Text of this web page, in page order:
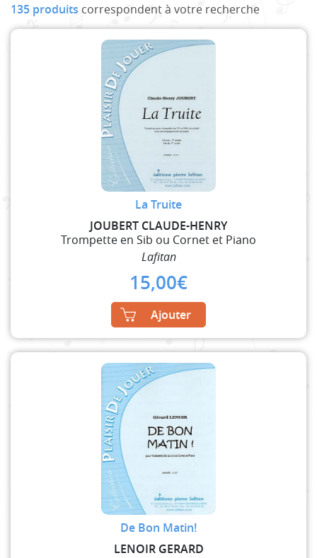
135 produits correspondent à votre recherche
La Truite
JOUBERT CLAUDE-HENRY
Trompette en Sib ou Cornet et Piano
Lafitan
15,00€
Ajouter
De Bon Matin!
LENOIR GERARD